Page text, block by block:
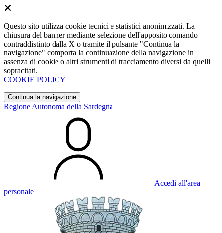
Questo sito utilizza cookie tecnici e statistici anonimizzati. La
chiusura del banner mediante selezione dell'apposito comando
contraddistinto dalla X o tramite il pulsante "Continua la
navigazione" comporta la continuazione della navigazione in
assenza di cookie o altri strumenti di tracciamento diversi da quelli
sopracitati.
COOKIE POLICY
Continua la navigazione
Regione Autonoma della Sardegna
Accedi all'area
personale